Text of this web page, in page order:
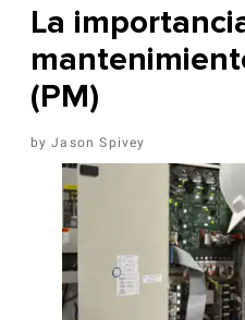
La
(PM)
Jason Spivey